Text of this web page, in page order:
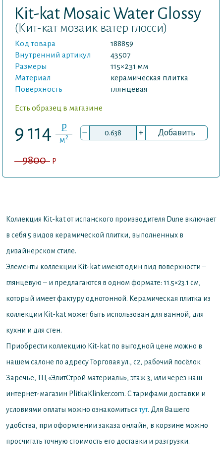
Kit-kat Mosaic Water Glossy
(Кит-кат мозаик ватер глосси)
Код товара
188859
Внутренний артикул
43507
Размеры
115×231 мм
Материал
керамическая плитка
Поверхность
глянцевая
Есть образец в магазине
9 114 P
м2 – + Добавить
9800 P
Коллекция Kit-kat от испанского производителя Dune включает
в себя 5 видов керамической плитки, выполненных в
дизайнерском стиле.
Элементы коллекции Kit-kat имеют один вид поверхности –
глянцевую – и предлагаются в одном формате: 11.5×23.1 см,
который имеет фактуру однотонной. Керамическая плитка из
коллекции Kit-kat может быть использован для ванной, для
кухни и для стен.
Приобрести коллекцию Kit-kat по выгодной цене можно в
нашем салоне по адресу Торговая ул., с2, рабочий посёлок
Заречье, ТЦ «ЭлитСтрой материалы», этаж 3, или через наш
интернет-магазин PlitkaKlinker.com. С тарифами доставки и
условиями оплаты можно ознакомитьсятут. Для Вашего
удобства, при оформлении заказа онлайн, в корзине можно
просчитать точную стоимость его доставки и разгрузки.